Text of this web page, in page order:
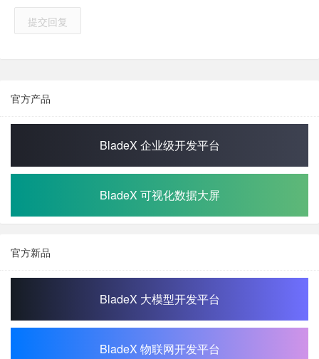
提交回复
官方产品
BladeX 企业级开发平台
BladeX 可视化数据大屏
官方新品
BladeX 大模型开发平台
BladeX 物联网开发平台